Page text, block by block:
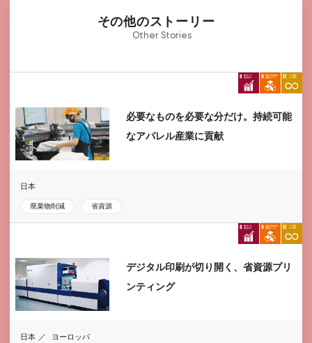
その他のストーリー
Other Stories
必要なものを必要な分だけ。持続可能
なアパレル産業に貢献
日本
廃棄物削減 省資源
デジタル印刷が切り開く、省資源プリ
ンティング
日本 ヨーロッパ